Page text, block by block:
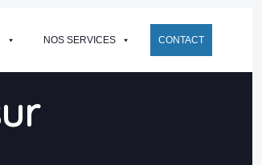
NOS SERVICES CONTACT